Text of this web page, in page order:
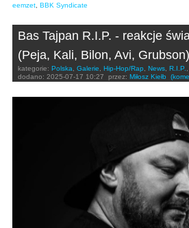
eemzet, BBK Syndicate
Bas Tajpan R.I.P. - reakcje
(Peja, Kali, Bilon, Avi, Grubson)
kategorie: Polska, Galerie, Hip-Hop/Rap, News, R.I.P.,
dodano: 2025-07-17 10:27 przez: Miłosz Kiełb